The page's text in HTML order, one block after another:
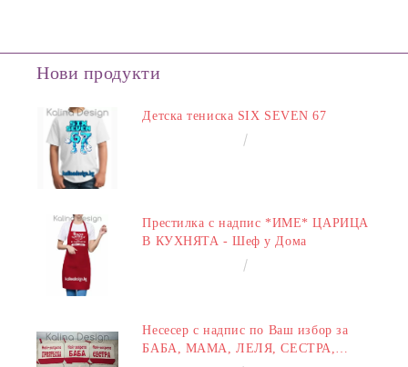
Нови продукти
Детска тениска SIX SEVEN 67
Престилка с надпис *ИМЕ* ЦАРИЦА
В КУХНЯТА - Шеф у Дома
Несесер с надпис по Ваш избор за
БАБА, МАМА, ЛЕЛЯ, СЕСТРА,